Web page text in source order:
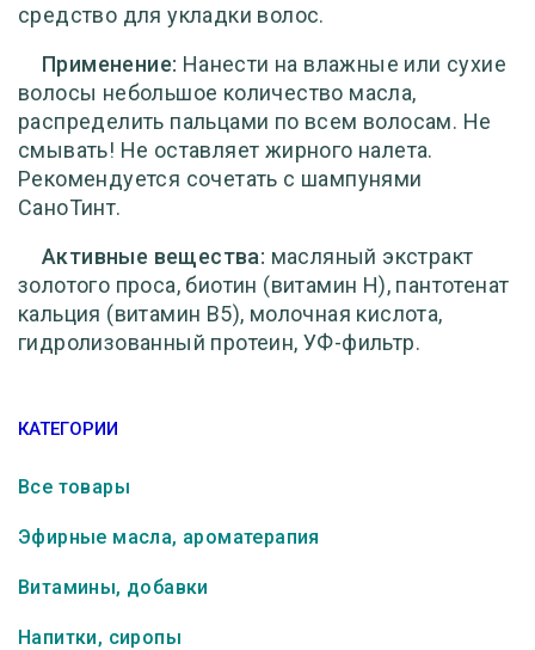
средство для укладки волос.
Применение: Нанести на влажные или сухие
волосы небольшое количество масла,
распределить пальцами по всем волосам. Не
смывать! Не оставляет жирного налета.
Рекомендуется сочетать с шампунями
СаноТинт.
Активные вещества: масляный экстракт
золотого проса, биотин (витамин Н), пантотенат
кальция (витамин B5), молочная кислота,
гидролизованный протеин, УФ-фильтр.
КАТЕГОРИИ
Все товары
Эфирные масла, ароматерапия
Витамины, добавки
Напитки, сиропы